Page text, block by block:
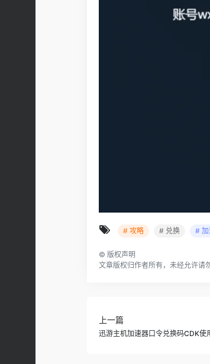
# 攻略 # 兑换 #
© 版权声明
文章版权归作者所有，未经允许请
上一篇
迅游主机加速器口令兑换码CDK使